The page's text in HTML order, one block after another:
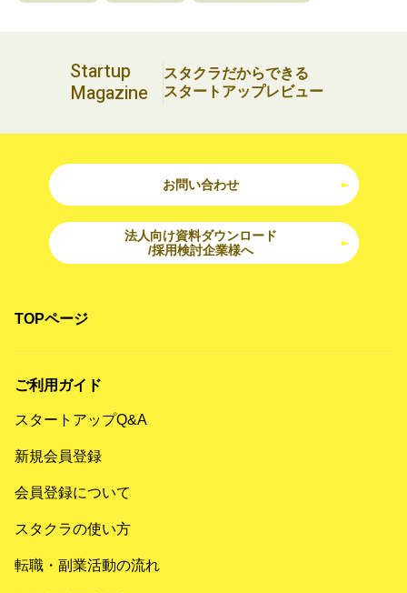
Startup
Magazine
スタクラだからできる
スタートアップレビュー
お問い合わせ
法人向け資料ダウンロード
/採用検討企業様へ
TOPページ
ご利用ガイド
スタートアップQ&A
新規会員登録
会員登録について
スタクラの使い方
転職・副業活動の流れ